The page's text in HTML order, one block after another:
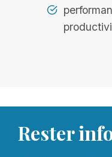
Rester